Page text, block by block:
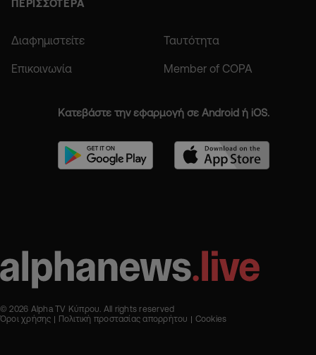
ΠΕΡΙΣΣΟΤΕΡΑ
Διαφημιστείτε Ταυτότητα
Επικοινωνία Member of COPA
Κατεβάστε την εφαρμογή σε Android ή iOS.
© 2026 Alpha TV Κύπρου. All rights reserved
Όροι χρήσης
Πολιτική προστασίας απορρήτου Cookies